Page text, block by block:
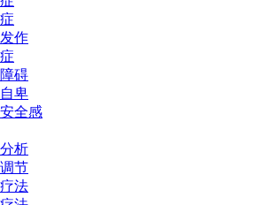
作
碍
卑
全感
析
节
法